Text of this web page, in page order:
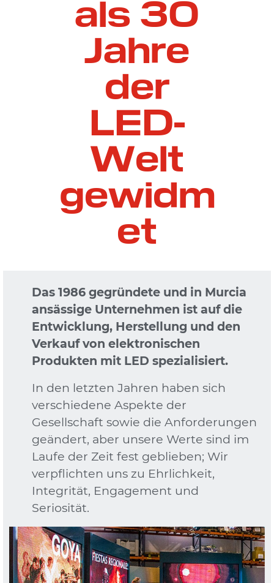
als 30
Jahre
der
LED-
Welt
gewidm
et
Das 1986 gegründete und in Murcia
ansässige Unternehmen ist auf die
Entwicklung, Herstellung und den
Verkauf von elektronischen
Produkten mit LED spezialisiert.
In den letzten Jahren haben sich
verschiedene Aspekte der
Gesellschaft sowie die Anforderungen
geändert, aber unsere Werte sind im
Laufe der Zeit fest geblieben; Wir
verpflichten uns zu Ehrlichkeit,
Integrität, Engagement und
Seriosität.